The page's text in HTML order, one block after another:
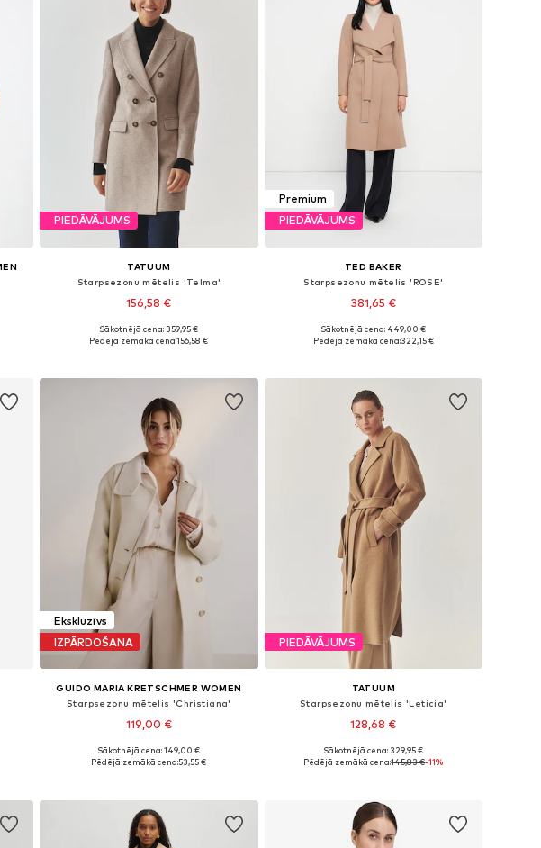
PIEDĀVĀJUMS
TATUUM
Starpsezonu mētelis 'Telma'
156,58 €
Pieejamie izmēri: XS, M, XL
Sākotnējā cena: 359,95 €
Pēdējā zemākā cena:156,58 €
Premium
PIEDĀVĀJUMS
TED BAKER
Starpsezonu mētelis 'ROSE'
381,65 €
Pieejamie izmēri: XS, S, M, L, XL
Sākotnējā cena: 449,00 €
Pēdējā zemākā cena:322,15 €
Ekskluzīvs
IZPĀRDOŠANA
GUIDO MARIA KRETSCHMER WOMEN
Starpsezonu mētelis 'Christiana'
119,00 €
Pieejamie izmēri: M-L
Sākotnējā cena: 149,00 €
Pēdējā zemākā cena:53,55 €
PIEDĀVĀJUMS
TATUUM
Starpsezonu mētelis 'Leticia'
128,68 €
Pieejamie izmēri: L, XL, XXL
Sākotnējā cena: 329,95 €
Pēdējā zemākā cena:145,83 €-11%